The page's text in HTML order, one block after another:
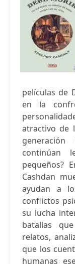
películas de
en la
atractivo de
continúan
pequeños?
Cashdan
ayudan a
conflictos
su lucha
batallas
relatos,
que los
humanas